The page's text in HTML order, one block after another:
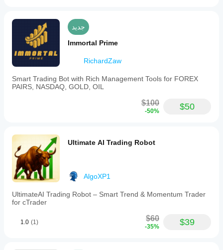
جديد
Immortal Prime
RichardZaw
Smart Trading Bot with Rich Management Tools for FOREX
PAIRS, NASDAQ, GOLD, OIL
$100
-50% $50
Ultimate AI Trading Robot
AlgoXP1
UltimateAI Trading Robot – Smart Trend & Momentum Trader
for cTrader
1.0 (1) $60
-35% $39